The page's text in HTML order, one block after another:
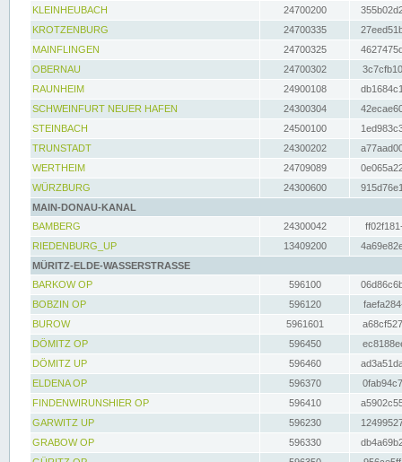
KLEINHEUBACH 24700200
KROTZENBURG
24700335
MAINFLINGEN
24700325
OBERNAU
24700302
RAUNHEIM
24900108
SCHWEINFURT NEUER HAFEN
24300304
STEINBACH
24500100
TRUNSTADT
24300202
WERTHEIM
24709089
WÜRZBURG
24300600
MAIN-DONAU-KANAL
BAMBERG
24300042
RIEDENBURG_UP
13409200
MÜRITZ-ELDE-WASSERSTRASSE
BARKOW OP
596100
BOBZIN OP
596120
BUROW
5961601
DÖMITZ OP
596450
DÖMITZ UP
596460
ELDENA OP
596370
FINDENWIRUNSHIER OP
596410
GARWITZ UP
596230
GRABOW OP
596330